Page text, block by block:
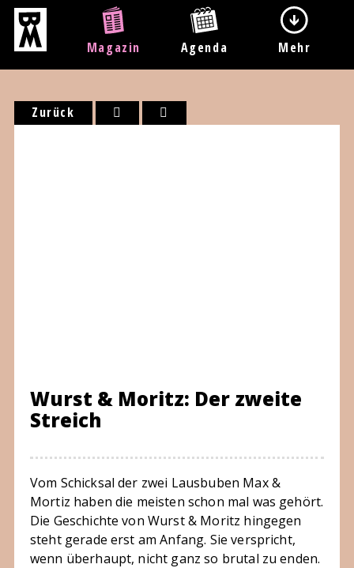
Magazin Agenda Mehr
Zurück
Wurst & Moritz: Der zweite
Streich
Vom Schicksal der zwei Lausbuben Max &
Mortiz haben die meisten schon mal was gehört.
Die Geschichte von Wurst & Moritz hingegen
steht gerade erst am Anfang. Sie verspricht,
wenn überhaupt, nicht ganz so brutal zu enden.